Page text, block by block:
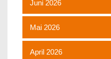
Juni 2026
Mai 2026
April 2026